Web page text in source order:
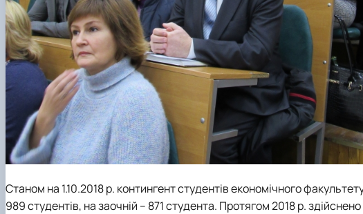
Станом на 1.10.2018 р. контингент студентів економічного
989 студентів, на заочній – 871 студента. Протягом 2018 р.